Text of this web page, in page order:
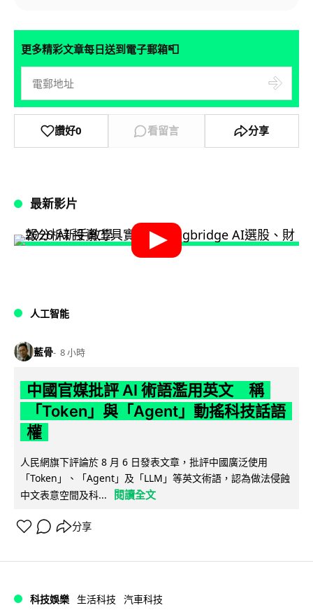
更多精彩文章每日送到電子郵箱📮
讚好0 看留言 分享
最新影片
人工智能
藍骨 8 小時
中國官媒批評 AI 術語濫用英文 稱
「Token」與「Agent」動搖科技話語
權
人民網旗下評論於 8 月 6 日發表文章，批評中國廣泛使用
「Token」、「Agent」及「LLM」等英文術語，認為做法侵蝕
中文表意空間及科...
閱讀全文
分享
科技娛樂 生活科技 汽車科技